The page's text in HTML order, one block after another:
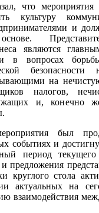
что мероприятия
культуру
и
являются
в вопросах
безопасности
на
налогов,
и, конечно
был
событиях и
период
предложения
круглого стола
актуальных на
взаимодействия